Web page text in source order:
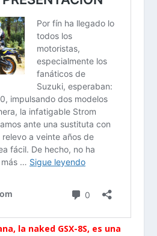
la naked GSX-8S, es una